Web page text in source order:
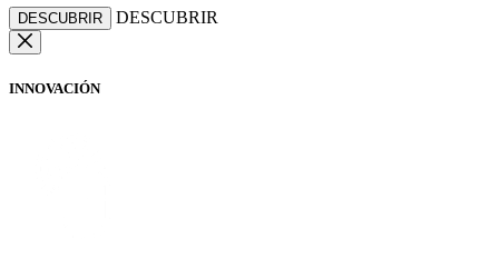
DESCUBRIR DESCUBRIR
INNOVACIÓN